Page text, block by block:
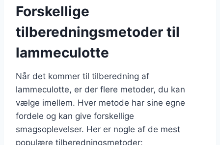
Forskellige
tilberedningsmetoder til
lammeculotte
Når det kommer til tilberedning af
lammeculotte, er der flere metoder, du kan
vælge imellem. Hver metode har sine egne
fordele og kan give forskellige
smagsoplevelser. Her er nogle af de mest
populære tilberedningsmetoder: